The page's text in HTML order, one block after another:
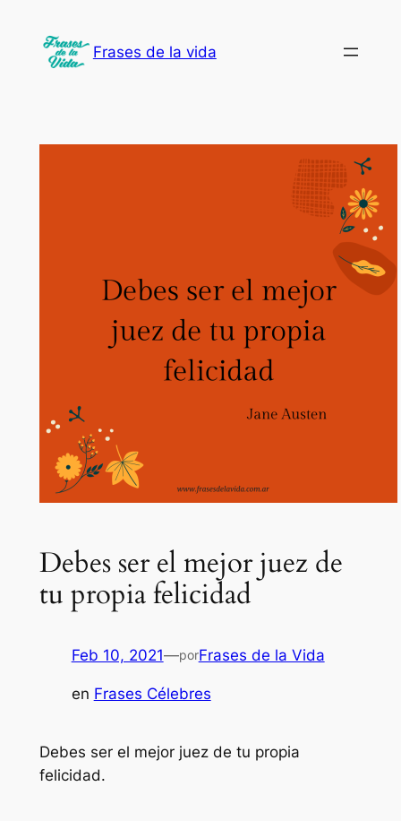
contenido
Frases de la vida
Debes ser el mejor juez de
tu propia felicidad
Feb 10, 2021—porFrases de la Vida
en Frases Célebres
Debes ser el mejor juez de tu propia
felicidad.